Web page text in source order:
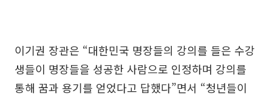
이기권 장관은 “대한민국 명장들의 강의를 들은 수강
생들이 명장들을 성공한 사람으로 인정하며 강의를
통해 꿈과 용기를 얻었다고 답했다”면서 “청년들이